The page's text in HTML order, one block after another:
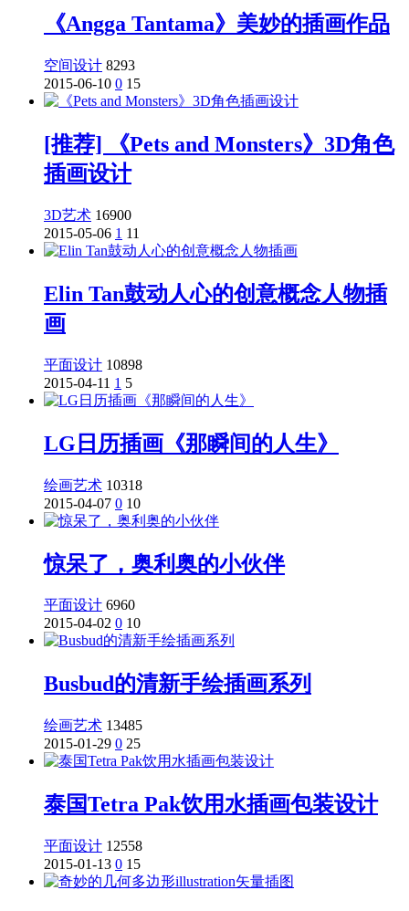
《Angga Tantama》美妙的插画作品
空间设计 8293
2015-06-10 0 15
[推荐] 《Pets and Monsters》3D角色
插画设计
3D艺术 16900
2015-05-06 1 11
Elin Tan鼓动人心的创意概念人物插
画
平面设计 10898
2015-04-11 1 5
LG日历插画《那瞬间的人生》
绘画艺术 10318
2015-04-07 0 10
惊呆了，奥利奥的小伙伴
平面设计 6960
2015-04-02 0 10
Busbud的清新手绘插画系列
绘画艺术 13485
2015-01-29 0 25
泰国Tetra Pak饮用水插画包装设计
平面设计 12558
2015-01-13 0 15